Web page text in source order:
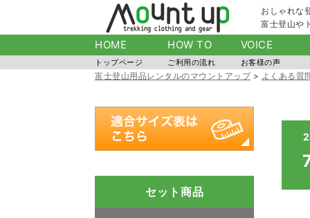
おしゃれな
富士登山や
HOME
トップページ
HOW TO
ご利用の流れ
VOICE
お客様の声
富士登山用品レンタルのマウントアップ> よくある質
セット商品